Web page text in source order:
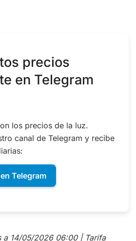
precios
en Telegram
los precios de la luz.
canal de Telegram y recibe
Telegram
a 14/05/2026 06:00 | Tarifa